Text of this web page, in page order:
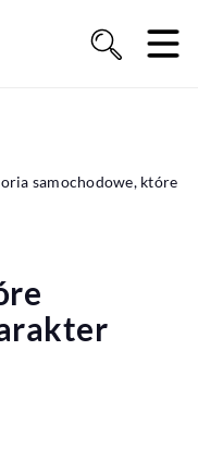
samochodowe, które